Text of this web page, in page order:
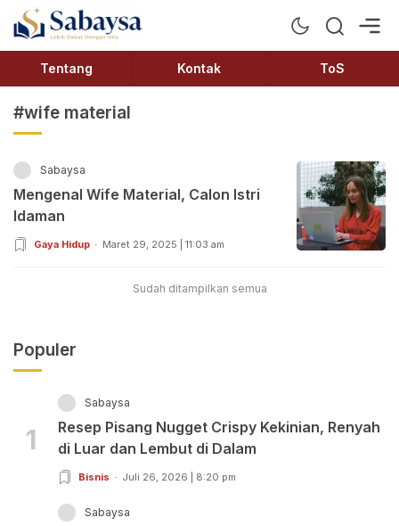
Sabaysa
Lebih Dekat Dengan Ilmu
Tentang Kontak ToS
#wife material
Sabaysa
Mengenal Wife Material, Calon Istri
Idaman
Gaya Hidup Maret 29, 2025 | 11:03 am
Sudah ditampilkan semua
Populer
1
Sabaysa
Resep Pisang Nugget Crispy Kekinian, Renyah
di Luar dan Lembut di Dalam
Bisnis Juli 26, 2026 | 8:20 pm
Sabaysa